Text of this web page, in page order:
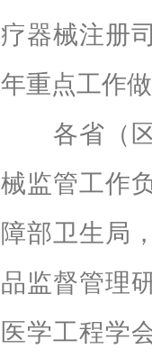
疗器械注册
年重点工作
各省（区
械监管工作
障部卫生局
品监督管理
医学工程学